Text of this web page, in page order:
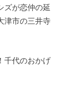
ズが恋仲の延
津市の三井寺
千代のおかげ